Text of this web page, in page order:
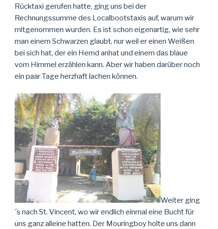
Rücktaxi gerufen hatte, ging uns bei der
Rechnungssumme des Localbootstaxis auf, warum wir
mitgenommen wurden. Es ist schon eigenartig, wie sehr
man einem Schwarzen glaubt, nur weil er einen Weißen
bei sich hat, der ein Hemd anhat und einem das blaue
vom Himmel erzählen kann. Aber wir haben darüber noch
ein paar Tage herzhaft lachen können.
Weiter ging
´s nach St. Vincent, wo wir endlich einmal eine Bucht für
uns ganz alleine hatten. Der Mouringboy holte uns dann